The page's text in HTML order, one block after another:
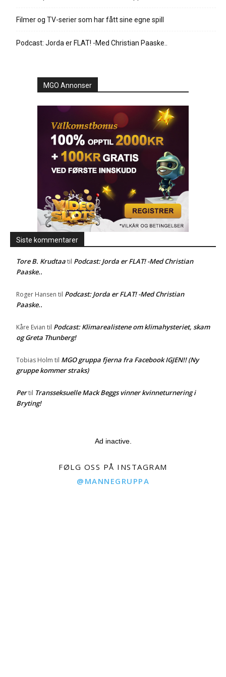
Filmer og TV-serier som har fått sine egne spill
Podcast: Jorda er FLAT! -Med Christian Paaske..
MGO Annonser
Siste kommentarer
Tore B. Krudtaatil Podcast: Jorda er FLAT! -Med Christian
Paaske..
Roger Hansen til Podcast: Jorda er FLAT! -Med Christian
Paaske..
Kåre Evian til Podcast: Klimarealistene om klimahysteriet, skam
og Greta Thunberg!
Tobias Holm til MGO gruppa fjerna fra Facebook IGJEN!! (Ny
gruppe kommer straks)
Pertil Transseksuelle Mack Beggs vinner kvinneturnering i
Bryting!
Ad inactive.
FØLG OSS PÅ INSTAGRAM
@MANNEGRUPPA